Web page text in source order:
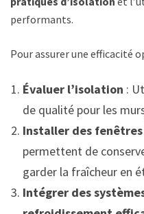
performants.
Pour assurer une efficacité
Évaluer l’isolation :
de qualité pour les
Installer des
permettent de
garder la fraîcheur en
Intégrer des